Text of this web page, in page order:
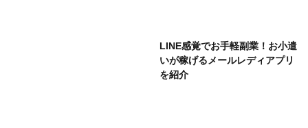
LINE感覚でお手軽副業！お小遣
いが稼げるメールレディアプリ
を紹介